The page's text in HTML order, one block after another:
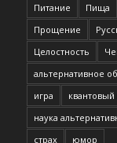
Питание
Пища
Прощение
Целостность
альтернативное
игра
наука
страх
юмор